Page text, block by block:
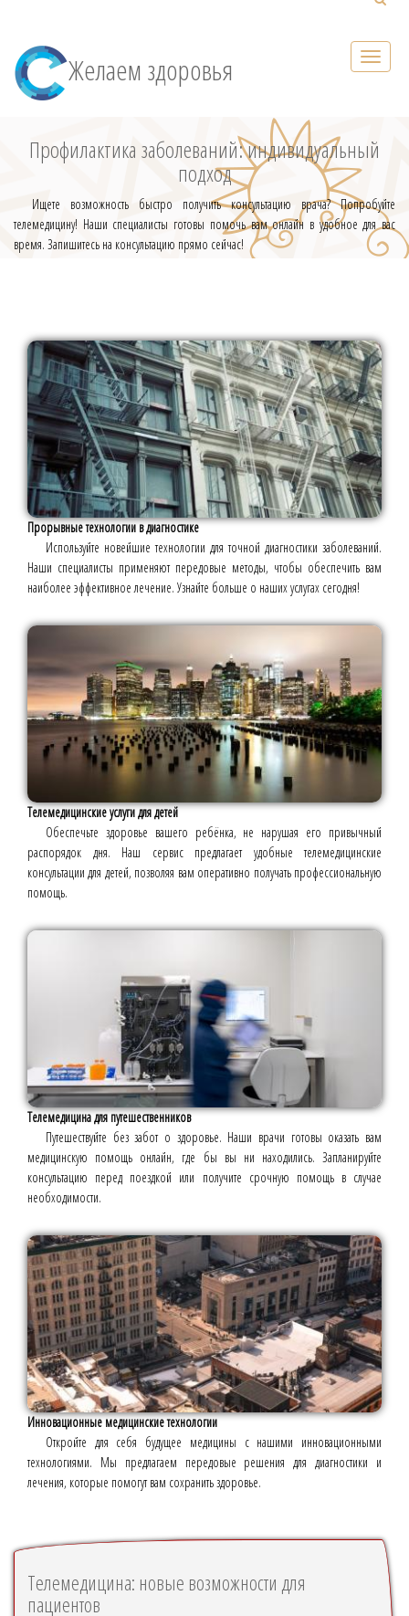
Желаем здоровья
Профилактика заболеваний: индивидуальный
подход
Ищете возможность быстро получить консультацию врача? Попробуйте
телемедицину! Наши специалисты готовы помочь вам онлайн в удобное для вас
время. Запишитесь на консультацию прямо сейчас!
Прорывные технологии в диагностике
Используйте новейшие технологии для точной диагностики заболеваний.
Наши специалисты применяют передовые методы, чтобы обеспечить вам
наиболее эффективное лечение. Узнайте больше о наших услугах сегодня!
Телемедицинские услуги для детей
Обеспечьте здоровье вашего ребёнка, не нарушая его привычный
распорядок дня. Наш сервис предлагает удобные телемедицинские
консультации для детей, позволяя вам оперативно получать профессиональную
помощь.
Телемедицина для путешественников
Путешествуйте без забот о здоровье. Наши врачи готовы оказать вам
медицинскую помощь онлайн, где бы вы ни находились. Запланируйте
консультацию перед поездкой или получите срочную помощь в случае
необходимости.
Инновационные медицинские технологии
Откройте для себя будущее медицины с нашими инновационными
технологиями. Мы предлагаем передовые решения для диагностики и
лечения, которые помогут вам сохранить здоровье.
Телемедицина: новые возможности для
пациентов